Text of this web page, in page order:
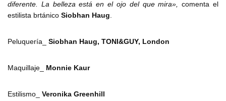
diferente. La belleza está en el ojo del que mira», comenta el
estilista brtánico Siobhan Haug.
Peluquería_ Siobhan Haug, TONI&GUY, London
Maquillaje_ Monnie Kaur
Estilismo_ Veronika Greenhill